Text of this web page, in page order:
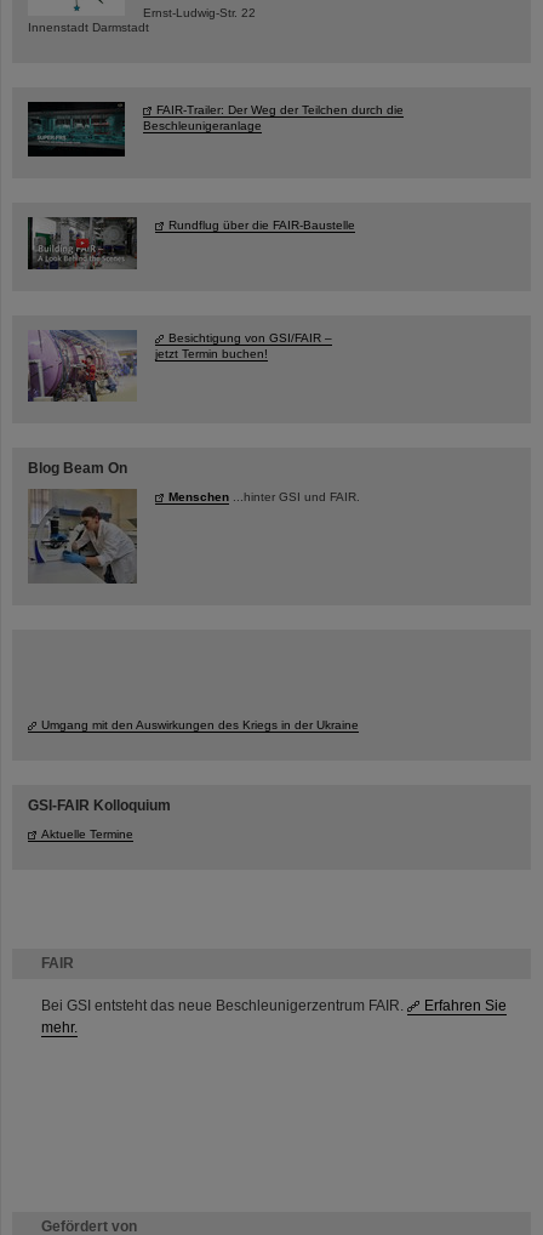
FAIR
Bei GSI entsteht das neue Beschleunigerzentrum FAIR.
Erfahren Sie
mehr.
Gefördert von
Ernst-Ludwig-Str. 22
Innenstadt Darmstadt
FAIR-Trailer: Der Weg der Teilchen durch die
Beschleunigeranlage
Rundflug über die FAIR-Baustelle
Besichtigung von GSI/FAIR –
jetzt Termin buchen!
Blog Beam On
Menschen ...hinter GSI und FAIR.
Umgang mit den Auswirkungen des Kriegs in der Ukraine
GSI-FAIR Kolloquium
Aktuelle Termine